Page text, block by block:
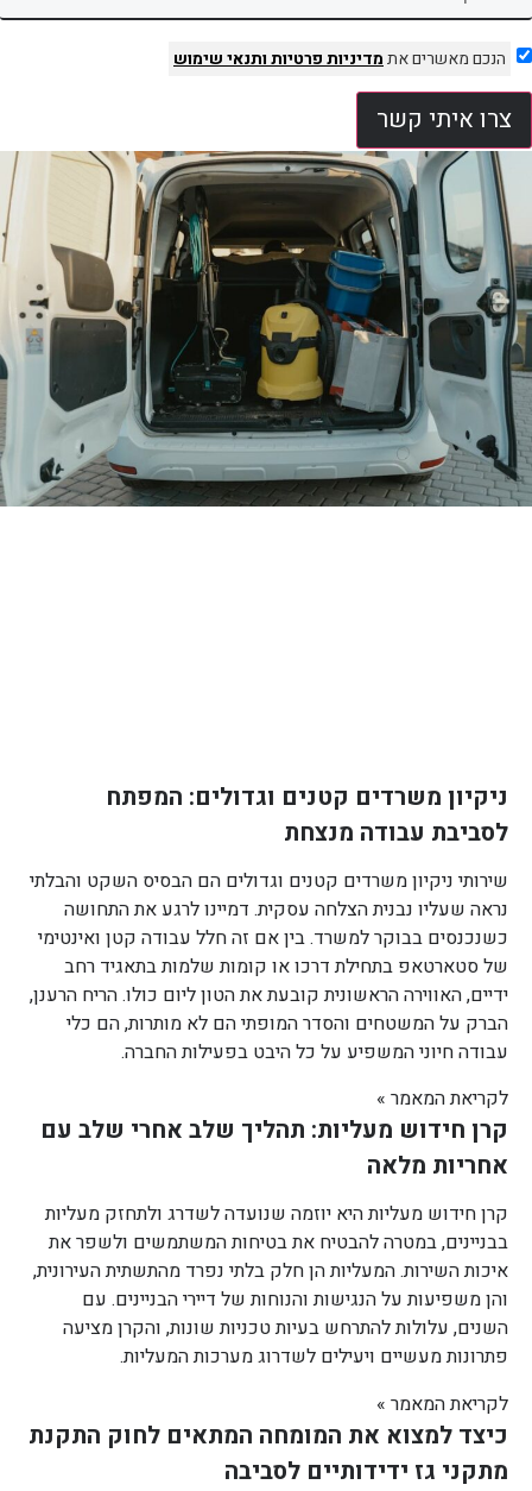
הנכם מאשרים אתמדיניות פרטיותותנאי שימוש
צרו איתי קשר
ניקיון משרדים קטנים וגדולים: המפתח
לסביבת עבודה מנצחת
שירותי ניקיון משרדים קטנים וגדולים הם הבסיס השקט והבלתי
נראה שעליו נבנית הצלחה עסקית. דמיינו לרגע את התחושה
כשנכנסים בבוקר למשרד. בין אם זה חלל עבודה קטן ואינטימי
של סטארטאפ בתחילת דרכו או קומות שלמות בתאגיד רחב
ידיים, האווירה הראשונית קובעת את הטון ליום כולו. הריח הרענן,
הברק על המשטחים והסדר המופתי הם לא מותרות, הם כלי
עבודה חיוני המשפיע על כל היבט בפעילות החברה.
לקריאת המאמר »
קרן חידוש מעליות: תהליך שלב אחרי שלב עם
אחריות מלאה
קרן חידוש מעליות היא יוזמה שנועדה לשדרג ולתחזק מעליות
בבניינים, במטרה להבטיח את בטיחות המשתמשים ולשפר את
איכות השירות. המעליות הן חלק בלתי נפרד מהתשתית העירונית,
והן משפיעות על הנגישות והנוחות של דיירי הבניינים. עם
השנים, עלולות להתרחש בעיות טכניות שונות, והקרן מציעה
פתרונות מעשיים ויעילים לשדרוג מערכות המעליות.
לקריאת המאמר »
כיצד למצוא את המומחה המתאים לחוק התקנת
מתקני גז ידידותיים לסביבה